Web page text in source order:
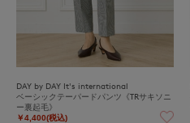
DAY by DAY It's international
ベーシックテーパードパンツ《TRサキソニ
ー裏起毛》
￥4,400(税込)